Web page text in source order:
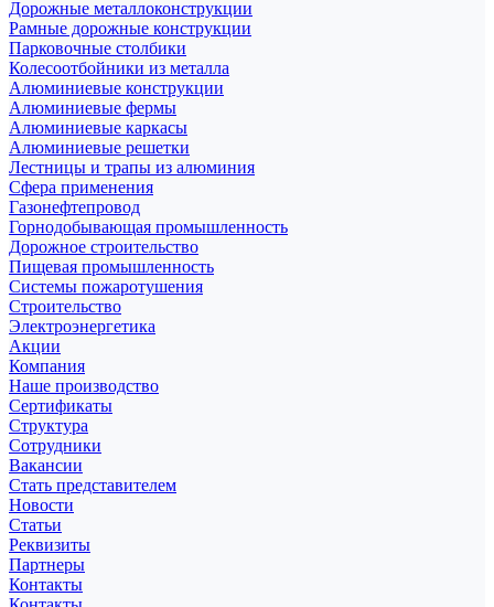
Дорожные металлоконструкции
Рамные дорожные конструкции
Парковочные столбики
Колесоотбойники из металла
Алюминиевые конструкции
Алюминиевые фермы
Алюминиевые каркасы
Алюминиевые решетки
Лестницы и трапы из алюминия
Сфера применения
Газонефтепровод
Горнодобывающая промышленность
Дорожное строительство
Пищевая промышленность
Системы пожаротушения
Строительство
Электроэнергетика
Акции
Компания
Наше производство
Сертификаты
Структура
Сотрудники
Вакансии
Стать представителем
Новости
Статьи
Реквизиты
Партнеры
Контакты